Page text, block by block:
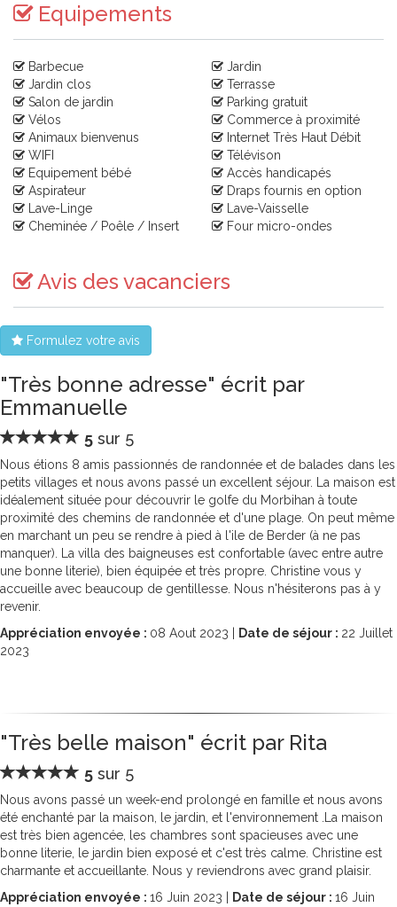
Equipements
Barbecue
Jardin
Jardin clos
Terrasse
Salon de jardin
Parking gratuit
Vélos
Commerce à proximité
Animaux bienvenus
Internet Très Haut Débit
WIFI
Télévison
Equipement bébé
Accès handicapés
Aspirateur
Draps fournis en option
Lave-Linge
Lave-Vaisselle
Cheminée / Poêle / Insert
Four micro-ondes
Avis des vacanciers
Formulez votre avis
"Très bonne adresse" écrit par
Emmanuelle
5 sur 5
Nous étions 8 amis passionnés de randonnée et de balades dans les
petits villages et nous avons passé un excellent séjour. La maison est
idéalement située pour découvrir le golfe du Morbihan à toute
proximité des chemins de randonnée et d'une plage. On peut même
en marchant un peu se rendre à pied à l'ile de Berder (à ne pas
manquer). La villa des baigneuses est confortable (avec entre autre
une bonne literie), bien équipée et très propre. Christine vous y
accueille avec beaucoup de gentillesse. Nous n'hésiterons pas à y
revenir.
Appréciation envoyée : 08 Aout 2023 | Date de séjour : 22 Juillet
2023
"Très belle maison" écrit par Rita
5 sur 5
Nous avons passé un week-end prolongé en famille et nous avons
été enchanté par la maison, le jardin, et l'environnement .La maison
est très bien agencée, les chambres sont spacieuses avec une
bonne literie, le jardin bien exposé et c'est très calme. Christine est
charmante et accueillante. Nous y reviendrons avec grand plaisir.
Appréciation envoyée : 16 Juin 2023 | Date de séjour : 16 Juin